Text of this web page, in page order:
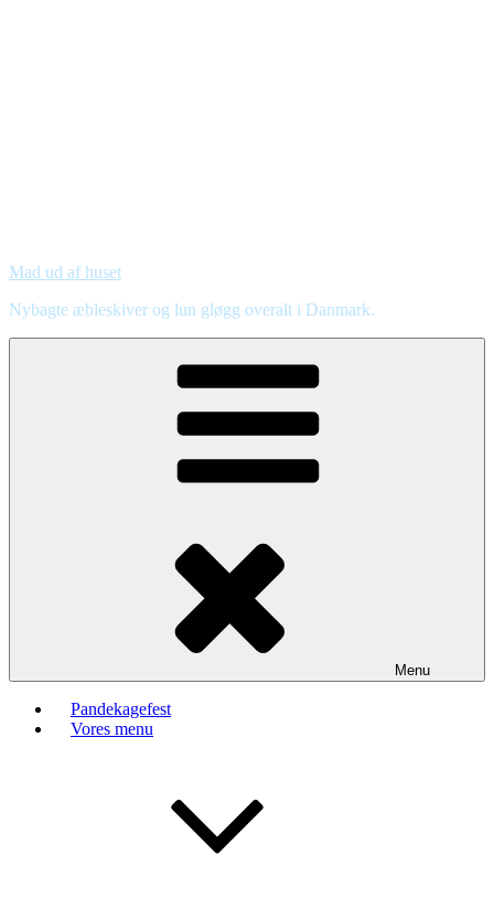
Mad ud af huset
Nybagte æbleskiver og lun gløgg overalt i Danmark.
Menu
Pandekagefest
Vores menu